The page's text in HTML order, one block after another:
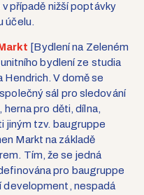
případě nižší poptávky
účelu.
[Bydlení na Zeleném
bydlení ze studia
Hendrich. V domě se
ý sál pro sledování
herna pro děti, dílna,
jiným tzv. baugruppe
Markt na základě
Tím, že se jedná
pro baugruppe
development, nespadá